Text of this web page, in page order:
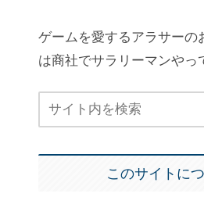
ゲームを愛するアラサーの
は商社でサラリーマンやっ
このサイトに